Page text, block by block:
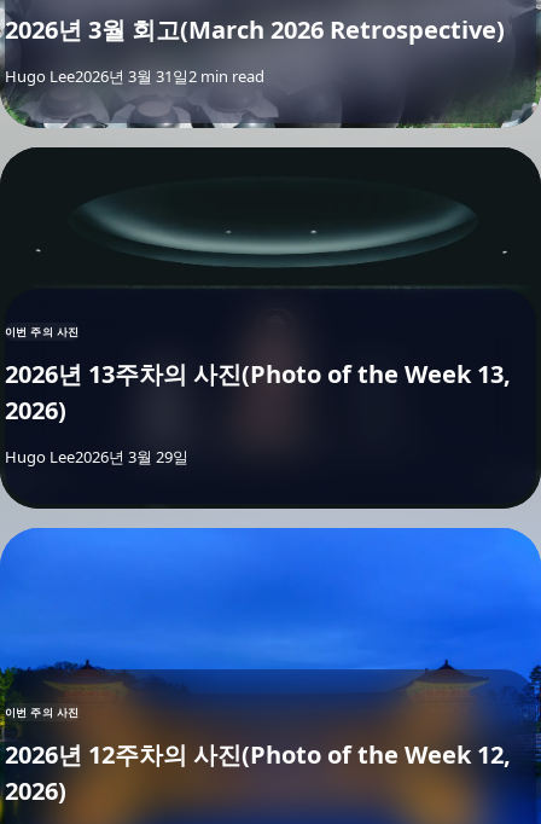
2026년 3월 회고(March 2026 Retrospective)
By
Hugo Lee2026년 3월 31일2 min read
이번 주의 사진
2026년 13주차의 사진(Photo of the Week 13,
2026)
By
Hugo Lee2026년 3월 29일
이번 주의 사진
2026년 12주차의 사진(Photo of the Week 12,
2026)